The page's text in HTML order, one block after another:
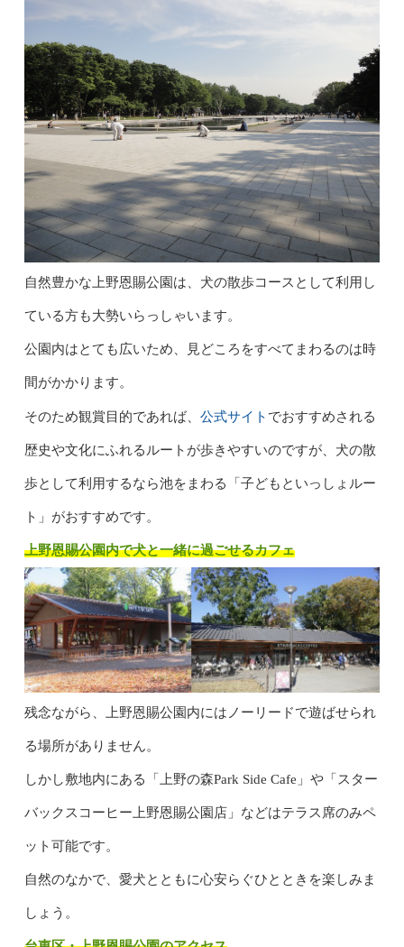
自然豊かな上野恩賜公園は、犬の散歩コースとして利用し
ている方も大勢いらっしゃいます。
公園内はとても広いため、見どころをすべてまわるのは時
間がかかります。
そのため観賞目的であれば、 公式サイト でおすすめされる
歴史や文化にふれるルートが歩きやすいのですが、犬の散
歩として利用するなら池をまわる「子どもといっしょルー
ト」がおすすめです。
上野恩賜公園内で犬と一緒に過ごせるカフェ
残念ながら、上野恩賜公園内にはノーリードで遊ばせられ
る場所がありません。
しかし敷地内にある「上野の森Park Side Cafe」や「スター
バックスコーヒー上野恩賜公園店」などはテラス席のみペ
ット可能です。
自然のなかで、愛犬とともに心安らぐひとときを楽しみま
しょう。